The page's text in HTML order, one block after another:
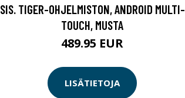
SIS. TIGER-OHJELMISTON, ANDROID MULTI-
TOUCH, MUSTA
489.95 EUR
LISÄTIETOJA